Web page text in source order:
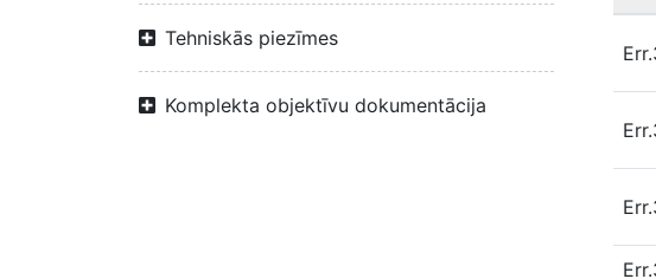
Tehniskās piezīmes
Komplekta objektīvu dokumentācija